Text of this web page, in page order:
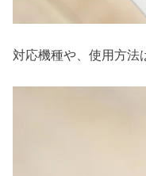
対応機種や、使用方法